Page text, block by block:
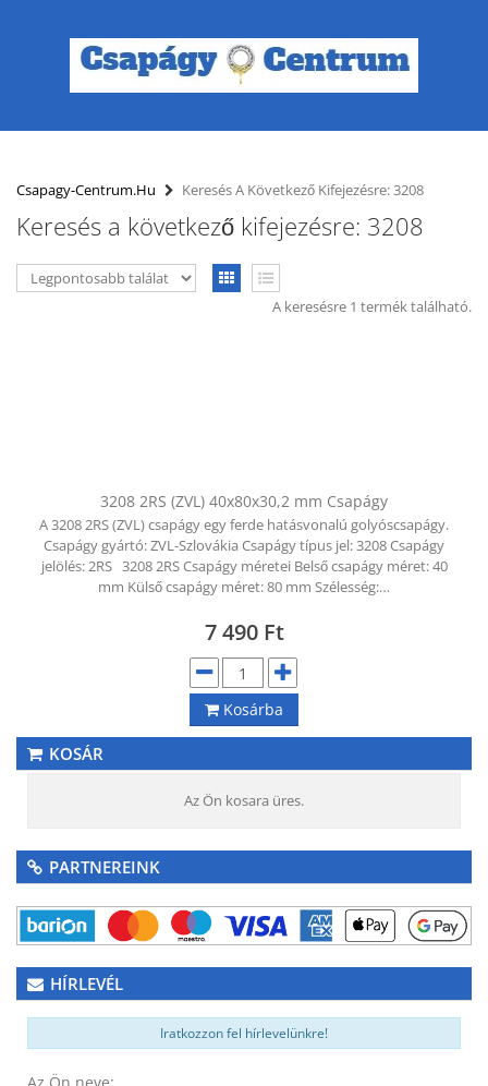
Csapagy-Centrum.hu Keresés A Következő Kifejezésre: 3208
Keresés a következő kifejezésre: 3208
A keresésre 1 termék található.
3208 2RS (ZVL) 40x80x30,2 mm Csapágy
A 3208 2RS (ZVL) csapágy egy ferde hatásvonalú golyóscsapágy.
Csapágy gyártó: ZVL-Szlovákia Csapágy típus jel: 3208 Csapágy
jelölés: 2RS 3208 2RS Csapágy méretei Belső csapágy méret: 40
mm Külső csapágy méret: 80 mm Szélesség:…
7 490 Ft
Kosárba
KOSÁR
Az Ön kosara üres.
PARTNEREINK
HÍRLEVÉL
Iratkozzon fel hírlevelünkre!